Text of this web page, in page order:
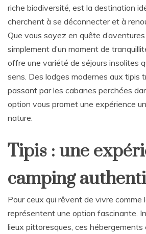
riche biodiversité, est la destination
cherchent à se déconnecter et à
Que vous soyez en quête
simplement d’un moment de
offre une variété de séjours insolites
sens. Des lodges modernes aux tipis
passant par les cabanes perchées
option vous promet une expérience
nature.
Tipis : une
camping
Pour ceux qui rêvent de vivre comme
représentent une option fascinante.
lieux pittoresques, ces hébergements